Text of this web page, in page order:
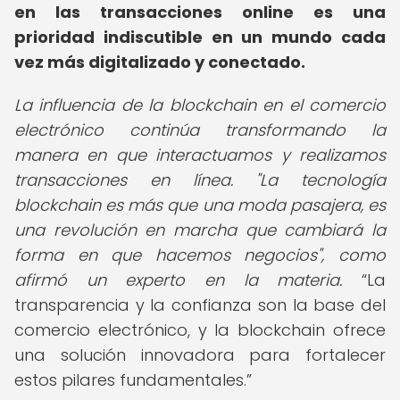
en las transacciones online es una
prioridad indiscutible en un mundo cada
vez más digitalizado y conectado.
La influencia de la blockchain en el comercio
electrónico continúa transformando la
manera en que interactuamos y realizamos
transacciones en línea. "La tecnología
blockchain es más que una moda pasajera, es
una revolución en marcha que cambiará la
forma en que hacemos negocios", como
afirmó un experto en la materia.
La
transparencia y la confianza son la base del
comercio electrónico, y la blockchain ofrece
una solución innovadora para fortalecer
estos pilares fundamentales.